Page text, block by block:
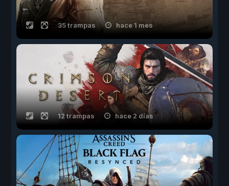
35 trampas hace 1 mes
12 trampas hace 2 días